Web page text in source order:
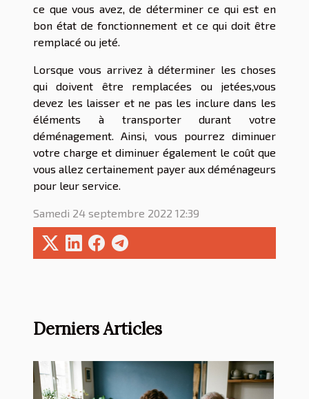
ce que vous avez, de déterminer ce qui est en
bon état de fonctionnement et ce qui doit être
remplacé ou jeté.
Lorsque vous arrivez à déterminer les choses
qui doivent être remplacées ou jetées,vous
devez les laisser et ne pas les inclure dans les
éléments à transporter durant votre
déménagement. Ainsi, vous pourrez diminuer
votre charge et diminuer également le coût que
vous allez certainement payer aux déménageurs
pour leur service.
Samedi 24 septembre 2022 12:39
Derniers Articles